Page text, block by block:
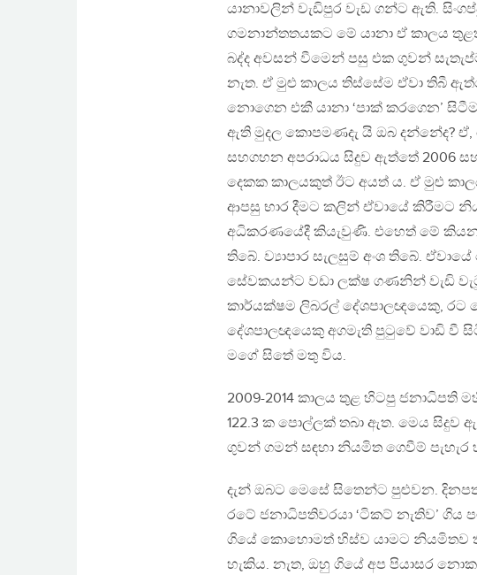
යානාවලින් වැඩිපුර වැඩ ගන්ට ඇති.
ගමනාන්තතයකට මේ යානා ඒ කාලය
බද්ද අවසන් වීමෙන් පසු එක ගුවන්
නැත. ඒ මුළු කාලය තිස්සේම ඒවා තිබී
නොගෙන එකී යානා ‘පාක් කරගෙන’
ඇති මුදල කොපමණදැ යි ඔබ දන්නේද?
සහගහන අපරාධය සිදුව ඇත්තේ 2006
දෙකක කාලයකුත් ඊට අයත් ය. ඒ මුළු
ආපසු භාර දීමට කලින් ඒවායේ කිරීමට
අධිකරණයේදී කියැවුණි. එහෙත් මේ කියන
තිබේ. ව්‍යාපාර සැලසුම් අංශ තිබේ.
සේවකයන්ට වඩා ලක්ෂ ගණනින් වැඩි
කාර්යක්ෂම ලිබරල් දේශපාලඥයෙකු,
දේශපාලඥයෙකු අගමැති පුටුවේ වාඩි වී
මගේ සිතේ මතු විය.
2009-2014 කාලය තුළ හිටපු ජනාධිපති
122.3 ක පොල්ලක් තබා ඇත. මෙය
ගුවන් ගමන් සඳහා නියමිත ගෙවීම් පැහැර
දැන් ඔබට මෙසේ සිතෙන්ට පුළුවන.
රටේ ජනාධිපතිවරයා ‘ටිකට් නැතිව’
ගියේ කොහොමත් හිස්ව යාමට නියමිතව
හැකිය. නැත, ඔහු ගියේ අප පියාසර